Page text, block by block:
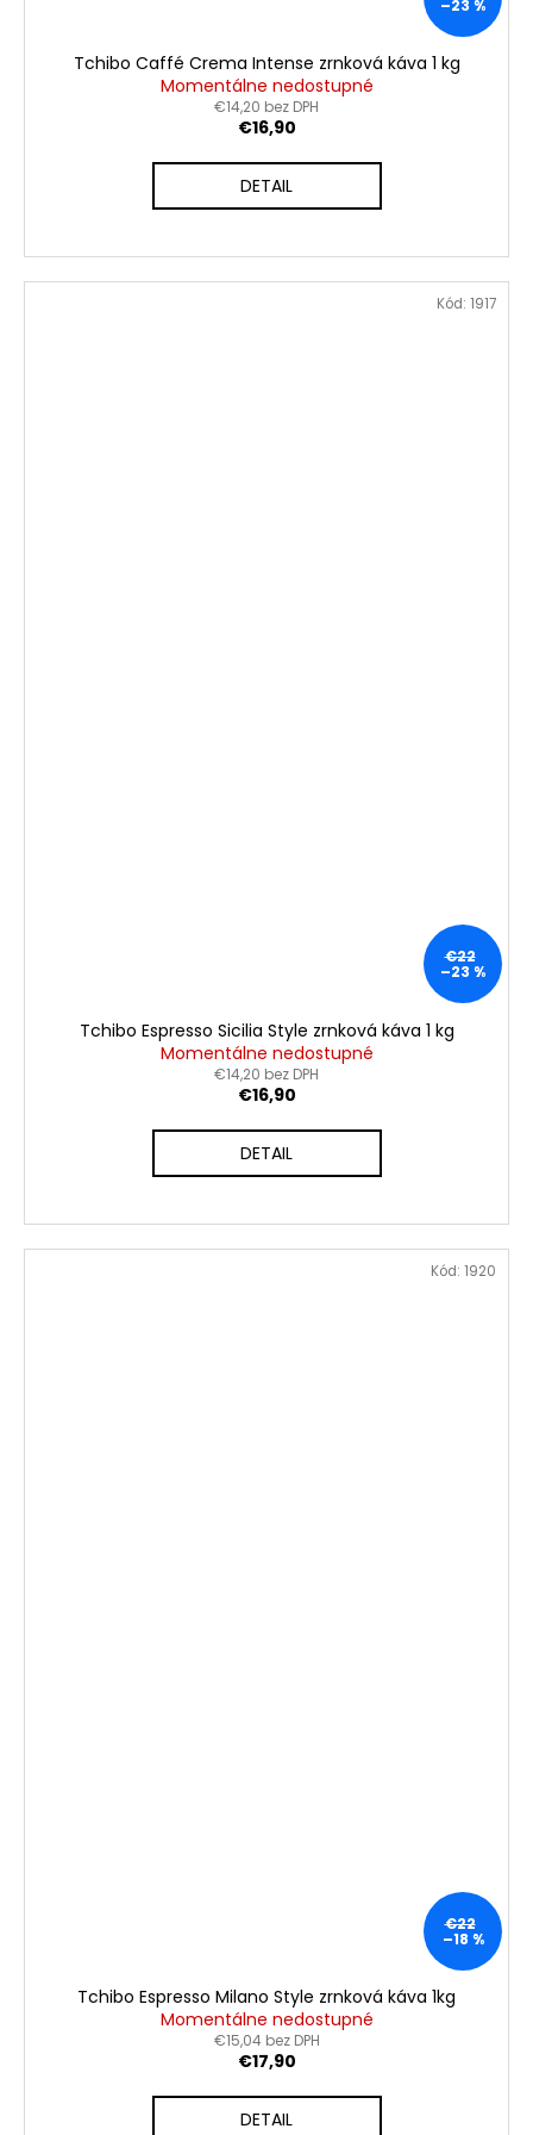
–23 %
Tchibo Caffé Crema Intense zrnková káva 1 kg
Momentálne nedostupné
€14,20 bez DPH
€16,90
DETAIL
€22
–23 %
Tchibo Espresso Sicilia Style zrnková káva 1 kg
Momentálne nedostupné
€14,20 bez DPH
€16,90
DETAIL
Kód: 1917
€22
–18 %
Tchibo Espresso Milano Style zrnková káva 1kg
Momentálne nedostupné
€15,04 bez DPH
€17,90
DETAIL
Kód: 1920